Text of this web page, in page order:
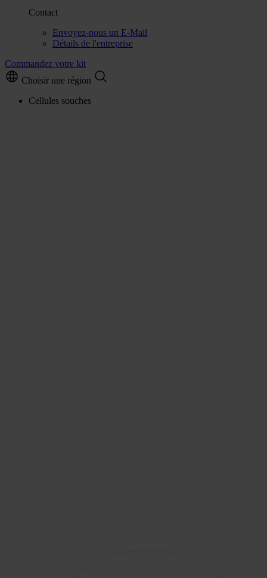
Contact
Envoyez-nous un E-Mail
Détails de l'entreprise
Commandez votre kit
Choisir une région
Cellules souches